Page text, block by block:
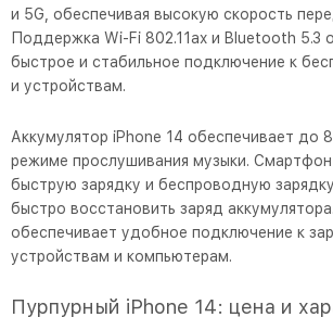
и 5G, обеспечивая высокую скорость
Поддержка Wi-Fi 802.11ax и Bluetooth 5.3
быстрое и стабильное подключение к
и устройствам.
Аккумулятор iPhone 14 обеспечивает до
режиме прослушивания музыки.
быструю зарядку и беспроводную
быстро восстановить заряд
обеспечивает удобное подключение к
устройствам и компьютерам.
Пурпурный iPhone 14: цена и